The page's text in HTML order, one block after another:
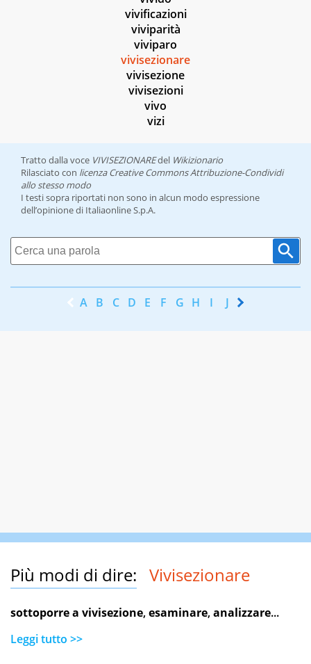
vivificazioni
viviparità
viviparo
vivisezionare
vivisezione
vivisezioni
vivo
vizi
Tratto dalla voce VIVISEZIONAREdel Wikizionario
Rilasciato con licenza Creative Commons Attribuzione-Condividi
allo stesso modo
I testi sopra riportati non sono in alcun modo espressione
dell’opinione di Italiaonline S.p.A.
A B C D E F G H I J K
Più modi di dire: Vivisezionare
sottoporre a vivisezione,esaminare,analizzare...
Leggi tutto >>